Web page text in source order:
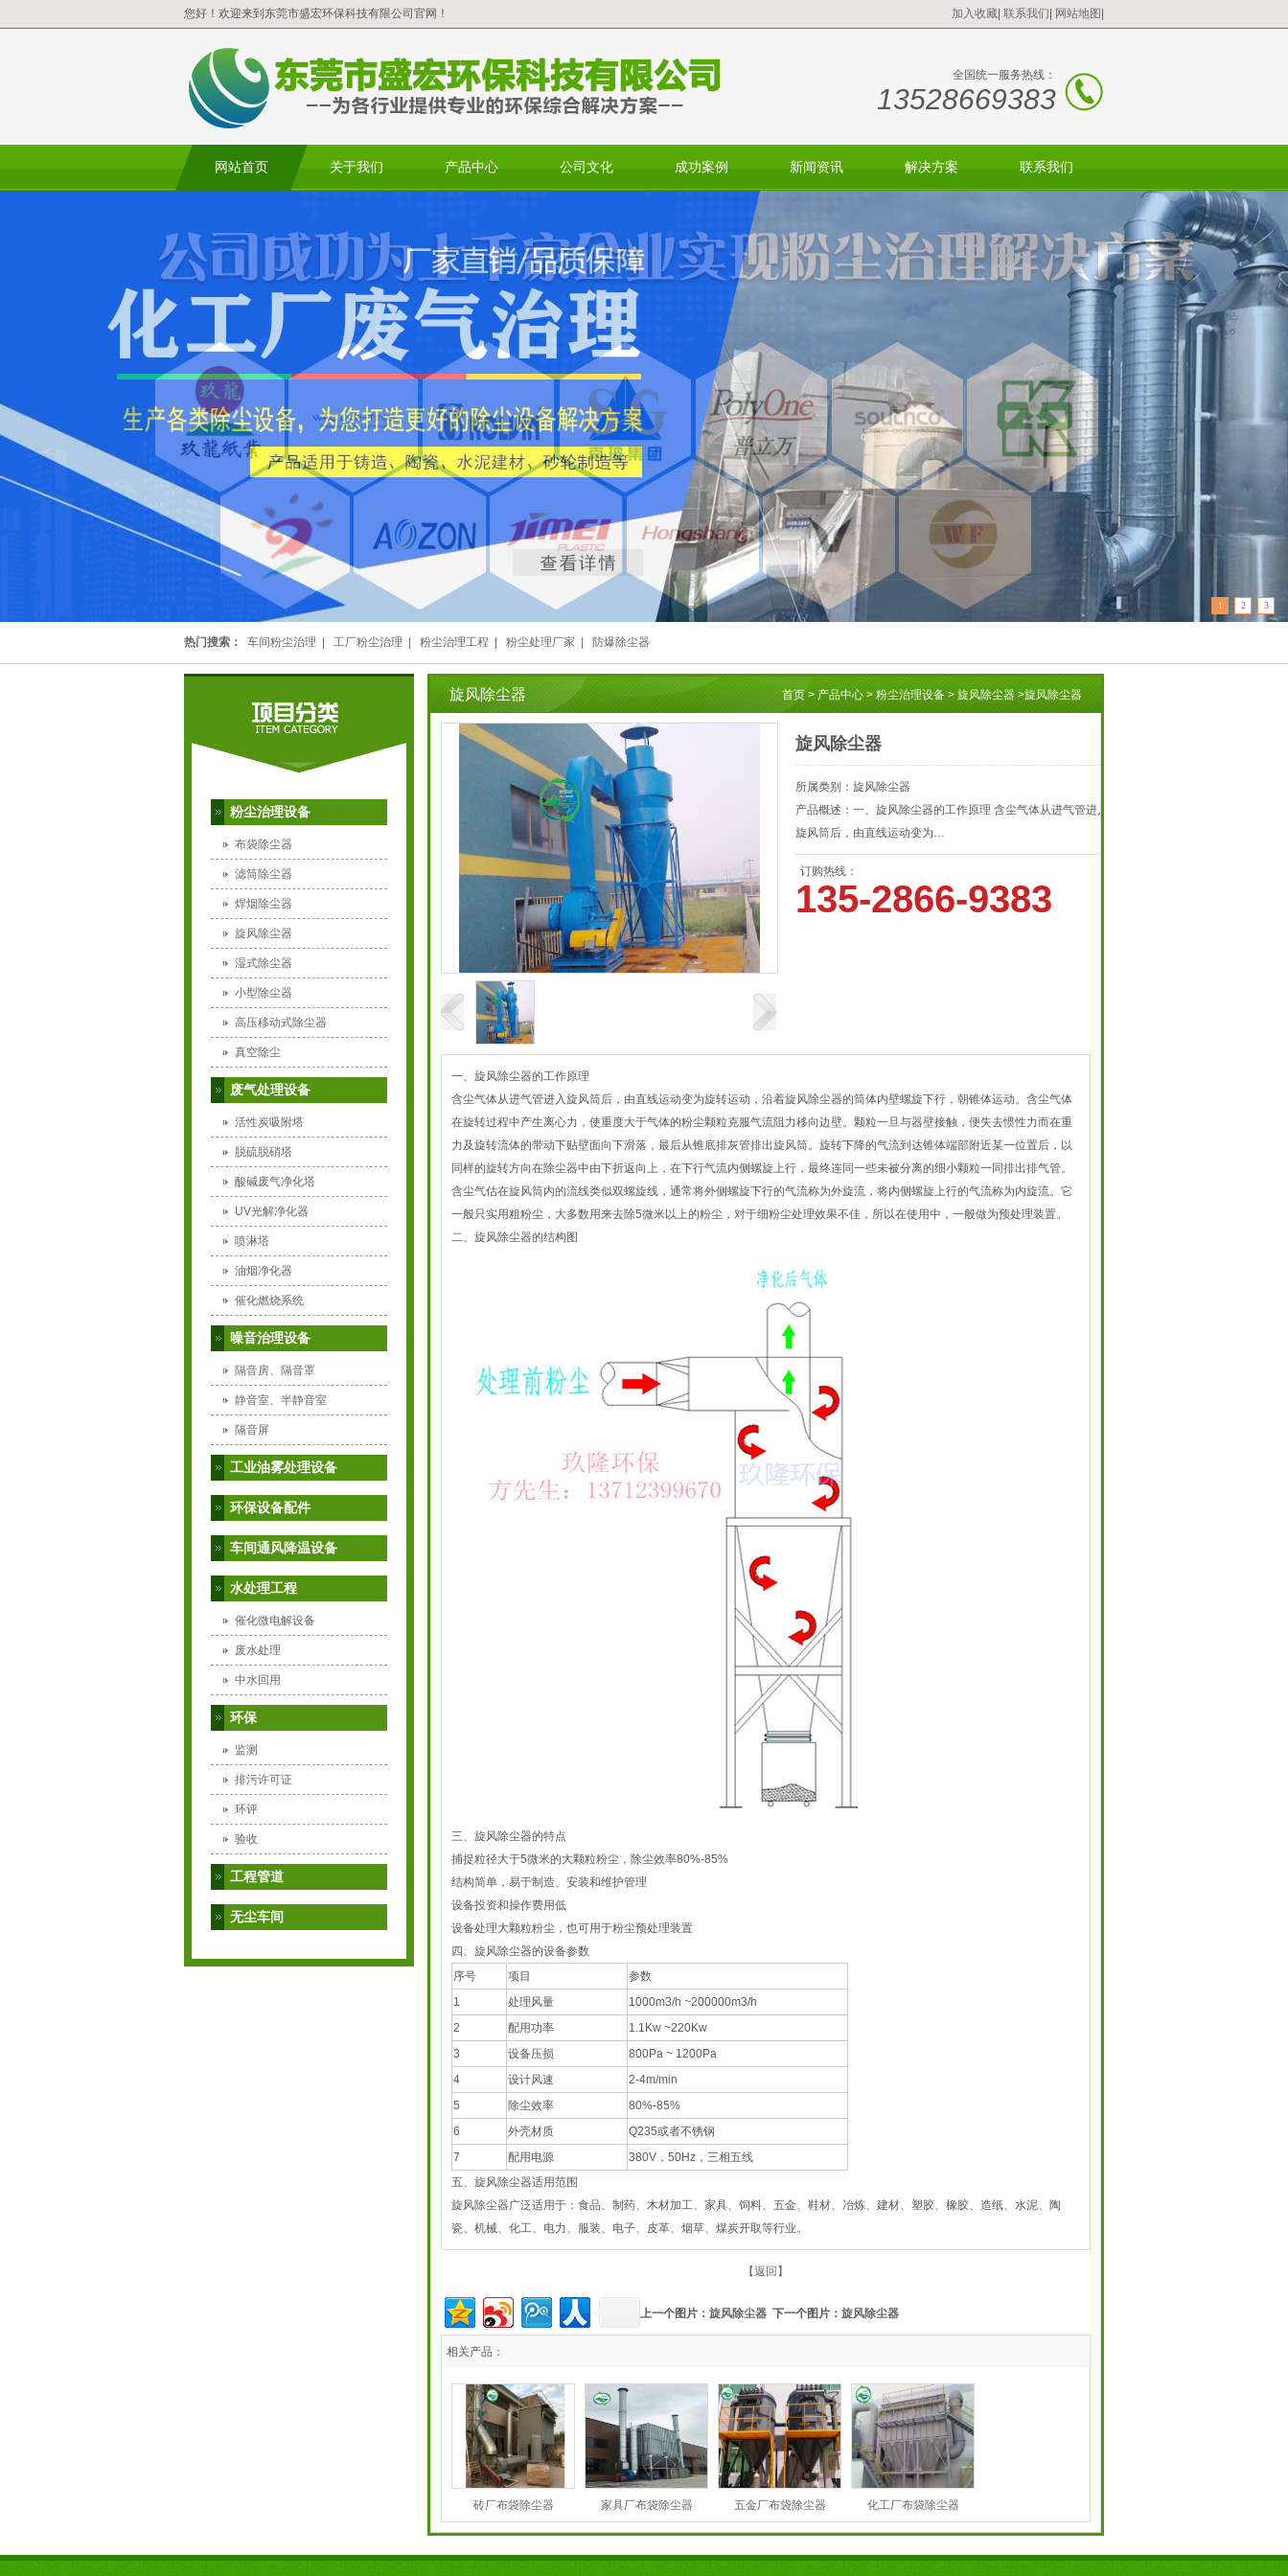
加入收藏 联系我们 网站地图
您好！欢迎来到东莞市盛宏环保科技有限公司官网！
全国统一服务热线：
13528669383
网站首页 关于我们 产品中心 公司文化 成功案例 新闻资讯 解决方案 联系我们
1 2 3
热门搜索： 车间粉尘治理 工厂粉尘治理 粉尘治理工程 粉尘处理厂家 防爆除尘器
粉尘治理设备
布袋除尘器
滤筒除尘器
焊烟除尘器
旋风除尘器
湿式除尘器
小型除尘器
高压移动式除尘器
真空除尘
废气处理设备
活性炭吸附塔
脱硫脱硝塔
酸碱废气净化塔
UV光解净化器
喷淋塔
油烟净化器
催化燃烧系统
噪音治理设备
隔音房、隔音罩
静音室、半静音室
隔音屏
工业油雾处理设备
环保设备配件
车间通风降温设备
水处理工程
催化微电解设备
废水处理
中水回用
环保
监测
排污许可证
环评
验收
工程管道
无尘车间
旋风除尘器 首页 > 产品中心 > 粉尘治理设备 > 旋风除尘器 >旋风除尘器
旋风除尘器
所属类别： 旋风除尘器
产品概述： 一、旋风除尘器的工作原理 含尘气体从进气管进入
旋风筒后，由直线运动变为…
订购热线：
135-2866-9383
一、旋风除尘器的工作原理
含尘气体从进气管进入旋风筒后，由直线运动变为旋转运动，沿着旋风除尘器的筒体内壁螺旋下行，朝锥体运动。含尘气体
在旋转过程中产生离心力，使重度大于气体的粉尘颗粒克服气流阻力移向边壁。颗粒一旦与器壁接触，便失去惯性力而在重
力及旋转流体的带动下贴壁面向下滑落，最后从锥底排灰管排出旋风筒。旋转下降的气流到达锥体端部附近某一位置后，以
同样的旋转方向在除尘器中由下折返向上，在下行气流内侧螺旋上行，最终连同一些未被分离的细小颗粒一同排出排气管。
含尘气估在旋风筒内的流线类似双螺旋线，通常将外侧螺旋下行的气流称为外旋流，将内侧螺旋上行的气流称为内旋流。它
一般只实用粗粉尘，大多数用来去除5微米以上的粉尘，对于细粉尘处理效果不佳，所以在使用中，一般做为预处理装置。
二、旋风除尘器的结构图
三、旋风除尘器的特点
捕捉粒径大于5微米的大颗粒粉尘，除尘效率80%-85%
结构简单，易于制造、安装和维护管理
设备投资和操作费用低
设备处理大颗粒粉尘，也可用于粉尘预处理装置
四、旋风除尘器的设备参数
序号
项目
参数
1
处理风量
1000m3/h ~200000m3/h
2
配用功率
1.1Kw ~220Kw
3
设备压损
800Pa ~ 1200Pa
4
设计风速
2-4m/min
5
除尘效率
80%-85%
6
外壳材质
Q235或者不锈钢
7
配用电源
380V，50Hz，三相五线
五、旋风除尘器适用范围
旋风除尘器广泛适用于：食品、制药、木材加工、家具、饲料、五金、鞋材、冶炼、建材、塑胶、橡胶、造纸、水泥、陶
瓷、机械、化工、电力、服装、电子、皮革、烟草、煤炭开取等行业。
【返回】
上一个图片： 旋风除尘器 下一个图片： 旋风除尘器
相关产品：
砖厂布袋除尘器 家具厂布袋除尘器 五金厂布袋除尘器 化工厂布袋除尘器